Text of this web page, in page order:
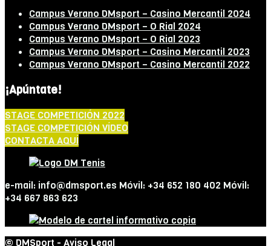
Campus Verano DMsport – Casino Mercantil 2024
Campus Verano DMsport – O Rial 2024
Campus Verano DMsport – O Rial 2023
Campus Verano DMsport – Casino Mercantil 2023
Campus Verano DMsport – Casino Mercantil 2022
¡Apúntate!
STAGE COMPETICIÓN 2022
STAGE COMPETICIÓN VÍDEO
CONTACTA AQUÍ
e-mail: info@dmsport.es Móvil: +34 652 180 402 Móvil:
+34 667 863 623
© DMSport - Aviso Legal